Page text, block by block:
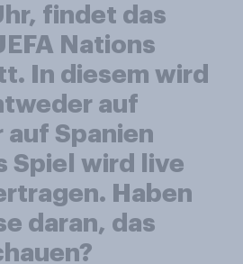
findet das
Nations
In diesem wird
auf
auf Spanien
Spiel wird live
Haben
daran, das